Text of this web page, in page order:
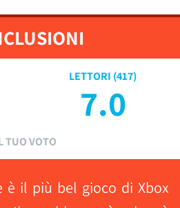
LETTORI (417)
7.0
TUO VOTO
è il più bel gioco di Xbox